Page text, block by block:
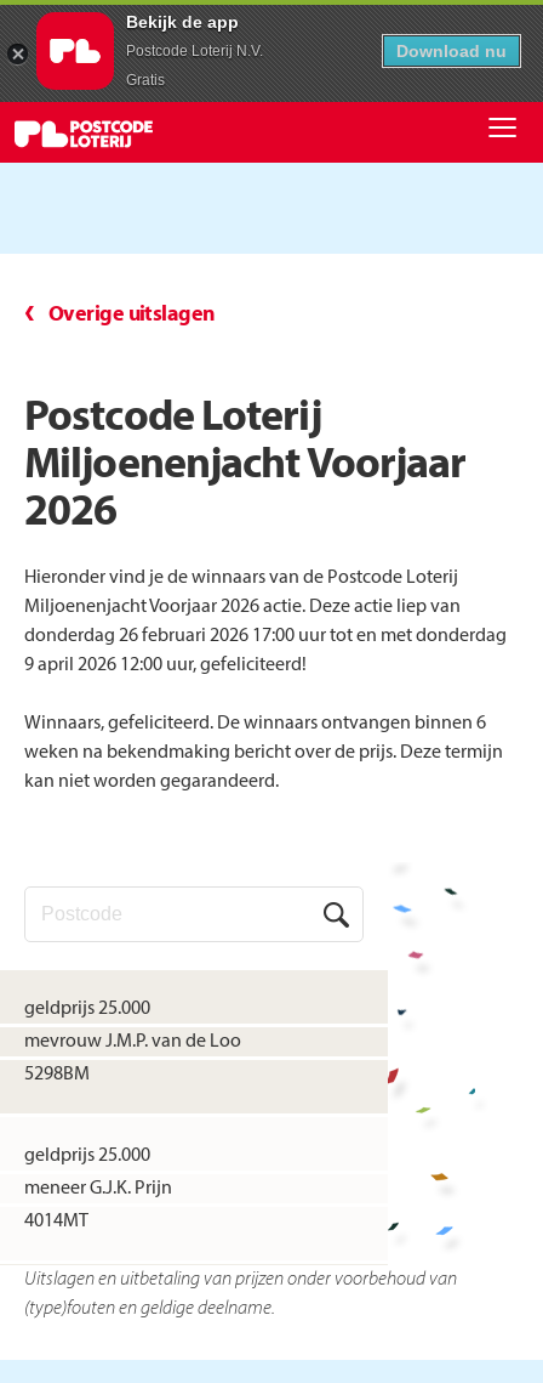
Bekijk de app
Postcode Loterij N.V.
Gratis
Download nu
Overige uitslagen
Postcode Loterij
Miljoenenjacht Voorjaar
2026
Hieronder vind je de winnaars van de Postcode Loterij
Miljoenenjacht Voorjaar 2026 actie. Deze actie liep van
donderdag 26 februari 2026 17:00 uur tot en met donderdag
9 april 2026 12:00 uur, gefeliciteerd!
Winnaars, gefeliciteerd. De winnaars ontvangen binnen 6
weken na bekendmaking bericht over de prijs. Deze termijn
kan niet worden gegarandeerd.
geldprijs 25.000
mevrouw J.M.P. van de Loo
5298BM
geldprijs 25.000
meneer G.J.K. Prijn
4014MT
Uitslagen en uitbetaling van prijzen onder voorbehoud van
(type)fouten en geldige deelname.